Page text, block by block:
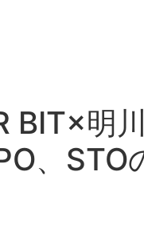
BIT×明
、STO